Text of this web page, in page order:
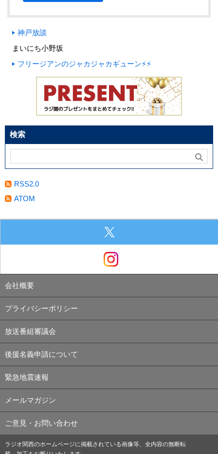
神戸放談
まいにち小野坂
フリージアンのジャカジャカギューン⚡⚡
検索
RSS2.0
ATOM
会社概要
プライバシーポリシー
放送番組審議会
後援名義申請について
緊急地震速報
メールマガジン
ご意見・お問い合わせ
ラジオ関西のホームページに掲載されている画像等、全内容の無断転